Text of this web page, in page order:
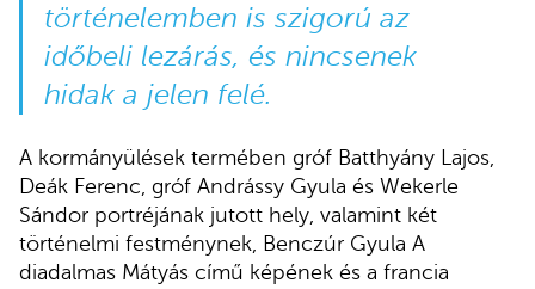
történelemben is szigorú az
időbeli lezárás, és nincsenek
hidak a jelen felé.
A kormányülések termében gróf Batthyány Lajos,
Deák Ferenc, gróf Andrássy Gyula és Wekerle
Sándor portréjának jutott hely, valamint két
történelmi festménynek, Benczúr Gyula A
diadalmas Mátyás című képének és a francia